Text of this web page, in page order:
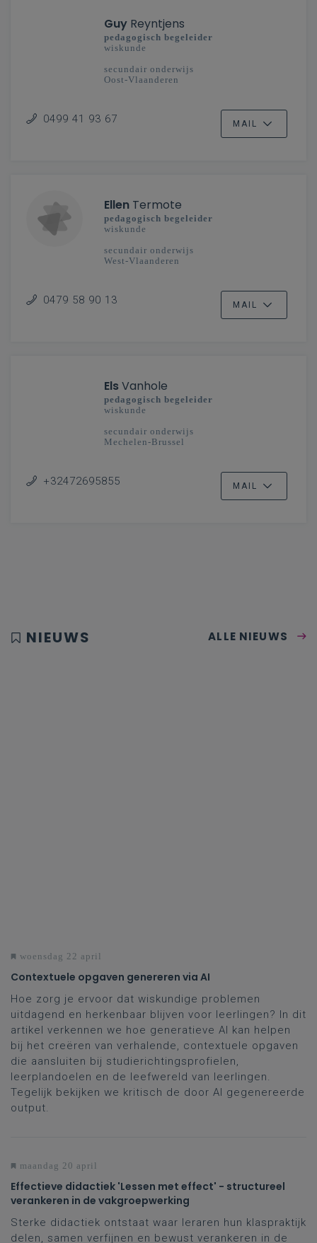
Guy Reyntjens
pedagogisch begeleider
wiskunde
secundair onderwijs
Oost-Vlaanderen
0499 41 93 67 MAIL
Ellen Termote
pedagogisch begeleider
wiskunde
secundair onderwijs
West-Vlaanderen
0479 58 90 13 MAIL
ElsVanhole
pedagogisch begeleider
wiskunde
secundair onderwijs
Mechelen-Brussel
+32472695855 MAIL
NIEUWS ALLE NIEUWS
woensdag 22 april
Contextuele opgaven genereren via AI
Hoe zorg je ervoor dat wiskundige problemen
uitdagend en herkenbaar blijven voor leerlingen? In dit
artikel verkennen we hoe generatieve AI kan helpen
bij het creëren van verhalende, contextuele opgaven
die aansluiten bij studierichtingsprofielen,
leerplandoelen en de leefwereld van leerlingen.
Tegelijk bekijken we kritisch de door AI gegenereerde
output.
maandag 20 april
Effectieve didactiek 'Lessen met effect' - structureel
verankeren in de vakgroepwerking
Sterke didactiek ontstaat waar leraren hun klaspraktijk
delen, samen verfijnen en bewust verankeren in de